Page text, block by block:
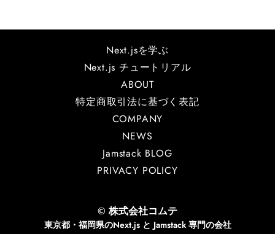
© 株式会社コムテ
東京都・福岡県のNext.js と Jamstack 専門の会社
Next.jsを学ぶ
Next.js チュートリアル
ABOUT
特定商取引法に基づく表記
COMPANY
NEWS
Jamstack BLOG
PRIVACY POLICY